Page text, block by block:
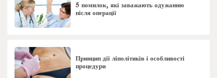
5 помилок, які заважають одужанню
після операції
Принцип дії ліполітиків і особливості
процедури